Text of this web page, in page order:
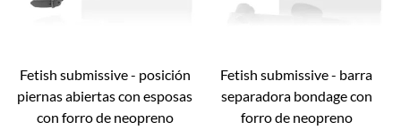
fetish submissive - posición
piernas abiertas con esposas
con forro de neopreno
fetish submissive - barra
separadora bondage con
forro de neopreno